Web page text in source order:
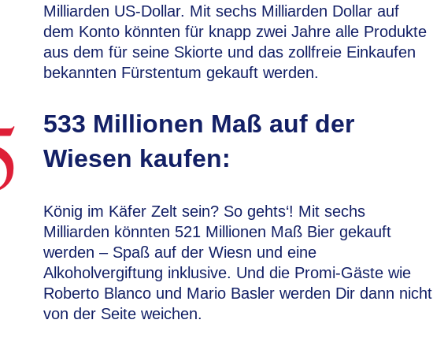
Milliarden US-Dollar. Mit sechs Milliarden Dollar auf
dem Konto könnten für knapp zwei Jahre alle Produkte
aus dem für seine Skiorte und das zollfreie Einkaufen
bekannten Fürstentum gekauft werden.
533 Millionen Maß auf der
Wiesen kaufen:
König im Käfer Zelt sein? So gehts‘! Mit sechs
Milliarden könnten 521 Millionen Maß Bier gekauft
werden – Spaß auf der Wiesn und eine
Alkoholvergiftung inklusive. Und die Promi-Gäste wie
Roberto Blanco und Mario Basler werden Dir dann nicht
von der Seite weichen.